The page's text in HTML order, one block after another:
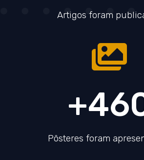
Artigos foram
Pôsteres foram